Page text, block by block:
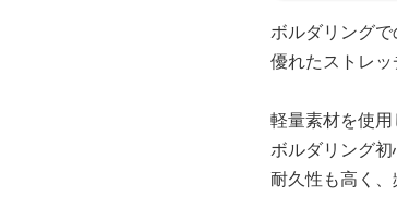
ボルダリングで
優れたストレ
軽量素材を使
ボルダリング初
耐久性も高く、